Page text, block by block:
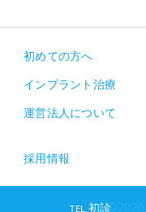
初めての方へ
インプラント治療
運営法人について
採用情報
TEL.初診